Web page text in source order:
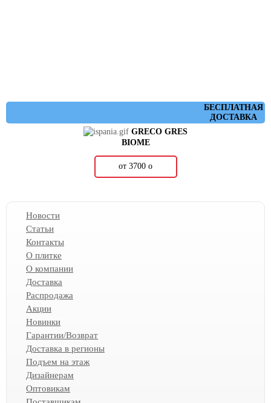
БЕСПЛАТНАЯ
ДОСТАВКА
GRECO GRES
BIOME
от 3700 о
Новости
Статьи
Контакты
О плитке
О компании
Доставка
Распродажа
Акции
Новинки
Гарантии/Возврат
Доставка в регионы
Подъем на этаж
Дизайнерам
Оптовикам